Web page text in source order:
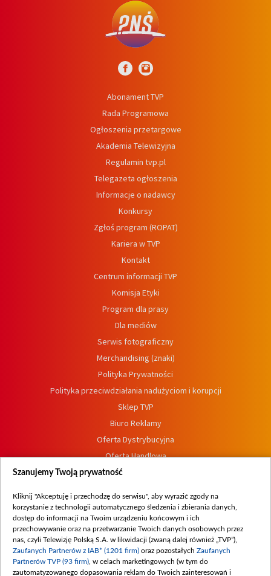
Abonament TVP
Rada Programowa
Ogłoszenia przetargowe
Akademia Telewizyjna
Regulamin tvp.pl
Telegazeta ogłoszenia
Informacje o nadawcy
Konkursy
Zgłoś program (ROPAT)
Kariera w TVP
Kontakt
Centrum informacji TVP
Komisja Etyki
Program dla prasy
Dla mediów
Serwis fotograficzny
Merchandising (znaki)
Polityka Prywatności
Polityka przeciwdziałania nadużyciom i korupcji
Sklep TVP
Biuro Reklamy
Oferta Dystrybucyjna
Oferta Handlowa
Dostępność
Procedura zgłoszeń wewnętrznych
Szanujemy Twoją prywatność
Kliknij "Akceptuję i przechodzę do serwisu", aby wyrazić zgody na
korzystanie z technologii automatycznego śledzenia i zbierania danych,
dostęp do informacji na Twoim urządzeniu końcowym i ich
przechowywanie oraz na przetwarzanie Twoich danych osobowych przez
nas, czyli Telewizję Polską S.A. w likwidacji (zwaną dalej również „TVP”),
Zaufanych Partnerów z IAB* (1201 firm) oraz pozostałych Zaufanych
Partnerów TVP (93 firm) , w celach marketingowych (w tym do
zautomatyzowanego dopasowania reklam do Twoich zainteresowań i